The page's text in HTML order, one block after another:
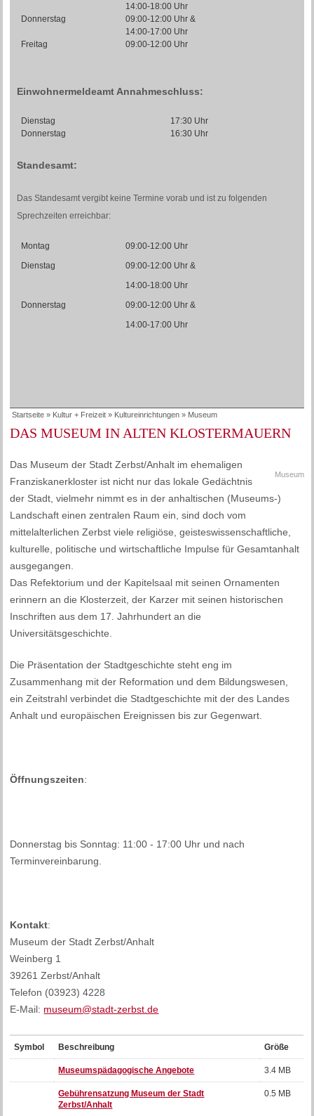
14:00-18:00 Uhr
Donnerstag
09:00-12:00 Uhr &
14:00-17:00 Uhr
Freitag
09:00-12:00 Uhr
Einwohnermeldeamt Annahmeschluss:
Dienstag
17:30 Uhr
Donnerstag
16:30 Uhr
Standesamt:
Das Standesamt vergibt keine Termine vorab und ist zu folgenden
Sprechzeiten erreichbar:
Montag
09:00-12:00 Uhr
Dienstag
09:00-12:00 Uhr &
14:00-18:00 Uhr
Donnerstag
09:00-12:00 Uhr &
14:00-17:00 Uhr
Startseite » Kultur + Freizeit » Kultureinrichtungen » Museum
DAS MUSEUM IN ALTEN KLOSTERMAUERN
Museum
Das Museum der Stadt Zerbst/Anhalt im ehemaligen
Franziskanerkloster ist nicht nur das lokale Gedächtnis
der Stadt, vielmehr nimmt es in der anhaltischen (Museums-)
Landschaft einen zentralen Raum ein, sind doch vom
mittelalterlichen Zerbst viele religiöse, geisteswissenschaftliche,
kulturelle, politische und wirtschaftliche Impulse für Gesamtanhalt
ausgegangen.
Das Refektorium und der Kapitelsaal mit seinen Ornamenten
erinnern an die Klosterzeit, der Karzer mit seinen historischen
Inschriften aus dem 17. Jahrhundert an die
Universitätsgeschichte.
Die Präsentation der Stadtgeschichte steht eng im
Zusammenhang mit der Reformation und dem Bildungswesen,
ein Zeitstrahl verbindet die Stadtgeschichte mit der des Landes
Anhalt und europäischen Ereignissen bis zur Gegenwart.
Öffnungszeiten:
Donnerstag bis Sonntag: 11:00 - 17:00 Uhr und nach
Terminvereinbarung.
Kontakt:
Museum der Stadt Zerbst/Anhalt
Weinberg 1
39261 Zerbst/Anhalt
Telefon (03923) 4228
E-Mail: museum@stadt-zerbst.de
Symbol Beschreibung Größe
Museumspädagogische Angebote 3.4 MB
Gebührensatzung Museum der Stadt
Zerbst/Anhalt
0.5 MB